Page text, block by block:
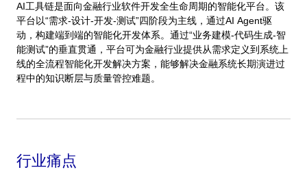
AI工具链是面向金融行业软件开发全生命周期的智能化平台。该
平台以“需求-设计-开发-测试”四阶段为主线，通过AI Agent驱
动，构建端到端的智能化开发体系。通过“业务建模-代码生成-智
能测试”的垂直贯通，平台可为金融行业提供从需求定义到系统上
线的全流程智能化开发解决方案，能够解决金融系统长期演进过
程中的知识断层与质量管控难题。
行业痛点